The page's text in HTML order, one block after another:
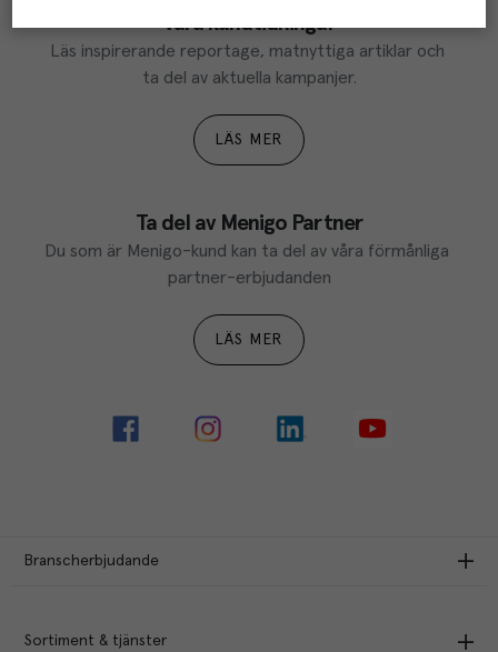
Våra kundtidningar
Läs inspirerande reportage, matnyttiga artiklar och
ta del av aktuella kampanjer.
LÄS MER
Ta del av Menigo Partner
Du som är Menigo-kund kan ta del av våra förmånliga
partner-erbjudanden
LÄS MER
Branscherbjudande
Sortiment & tjänster